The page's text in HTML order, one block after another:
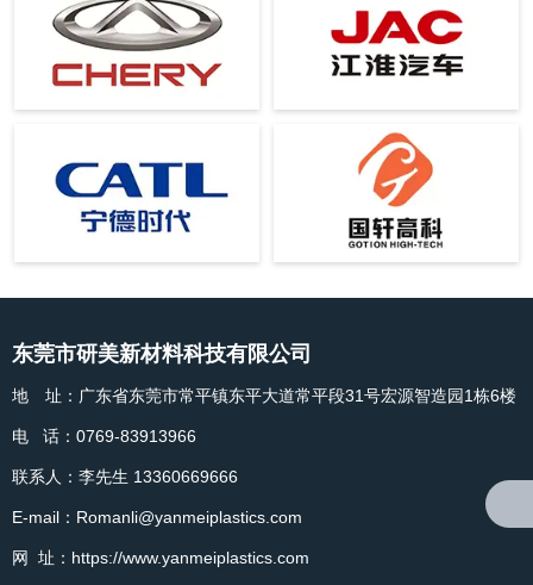
东莞市研美新材料科技有限公司
地 址：广东省东莞市常平镇东平大道常平段31号宏源智造园1栋6楼
电 话：0769-83913966
联系人：李先生 13360669666
E-mail：Romanli@yanmeiplastics.com
网 址：https://www.yanmeiplastics.com